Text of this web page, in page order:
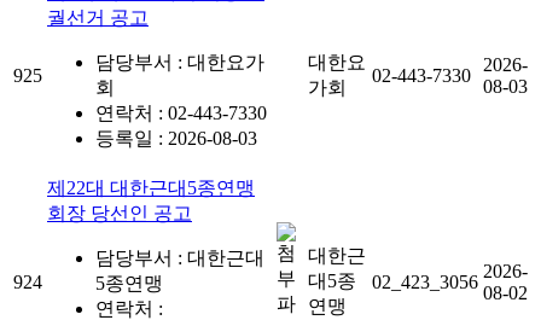
925
궐선거 공고
담당부서 : 대한요가
회
연락처 : 02-443-7330
등록일 : 2026-08-03
대한요
가회
02-443-7330
2026-
08-03
924
제22대 대한근대5종연맹
회장 당선인 공고
담당부서 : 대한근대
5종연맹
연락처 :
대한근
대5종
연맹
02_423_3056
2026-
08-02